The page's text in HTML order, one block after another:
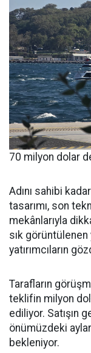
70 milyon dolar
Adını sahibi
tasarımı, son
mekânlarıyla
sık görüntülenen
yatırımcıların
Tarafların
teklifin milyon
ediliyor. Satışın
önümüzdeki
bekleniyor.